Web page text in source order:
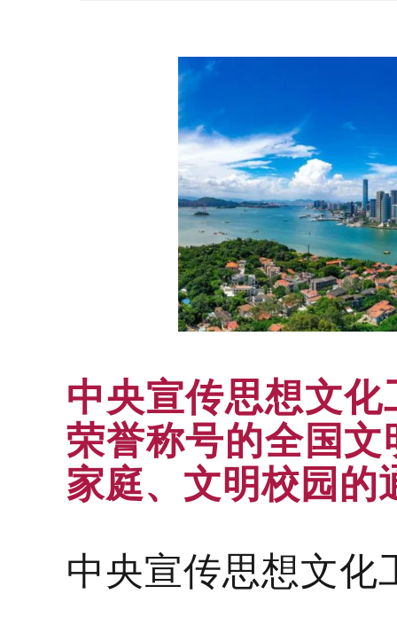
中央宣传思想文
荣誉称号的全国
家庭、文明校园的
中央宣传思想文化